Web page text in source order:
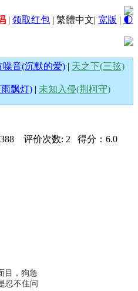
| 领取红包 | 繁體中文| 宽版 | 🌓
音(沉默的爱) | 天之下(三弦)
飘灯) | 未知入侵(荆柯守)
评价次数: 2 得分：6.0
目，狗急
忍不住问